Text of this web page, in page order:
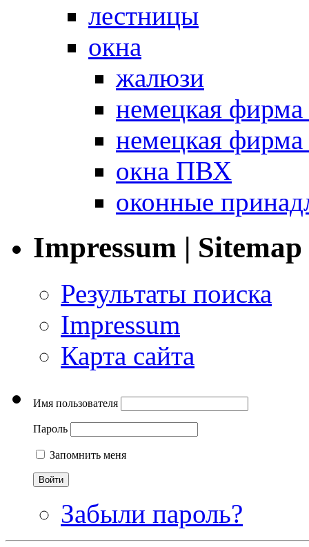
лестницы
окна
жалюзи
немецкая
немецкая
окна ПВХ
оконные
Impressum | Sitemap
Результаты поиска
Impressum
Карта сайта
Имя пользователя
Пароль
Запомнить меня
Забыли пароль?